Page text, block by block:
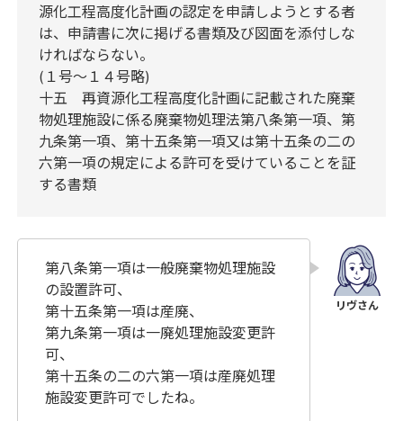
源化工程高度化計画の認定を申請しようとする者
は、申請書に次に掲げる書類及び図面を添付しな
ければならない。
(１号～１４号略)
十五 再資源化工程高度化計画に記載された廃棄
物処理施設に係る廃棄物処理法第八条第一項、第
九条第一項、第十五条第一項又は第十五条の二の
六第一項の規定による許可を受けていることを証
する書類
第八条第一項は一般廃棄物処理施設
の設置許可、
第十五条第一項は産廃、
第九条第一項は一廃処理施設変更許
可、
第十五条の二の六第一項は産廃処理
施設変更許可でしたね。